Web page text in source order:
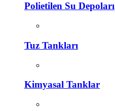
Polietilen Su Depoları
Tuz Tankları
Kimyasal Tanklar